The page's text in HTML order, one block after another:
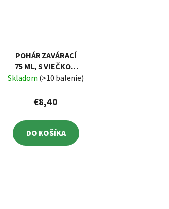
POHÁR ZAVÁRACÍ
75 ML, S VIEČKOM
TO48, BALENIE 12
Skladom (>10 balenie)
€8,40
DO KOŠÍKA